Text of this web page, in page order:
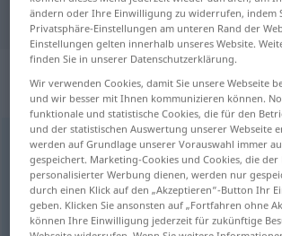
Übersetzung
„beherzigen“:
transitives Zeitwort
beherzigenv/t
Übersicht aller Übersetzungen
(Für mehr Details die Übersetzung anklicken/
ändern oder Ihre Einwilligung zu widerrufen, indem
Privatsphäre-Einstellungen am unteren Rand der
Einstellungen gelten innerhalb unseres Website.
finden Sie in unserer Datenschutzerklärung.
Wir verwenden Cookies, damit Sie unsere Webseite
und wir besser mit Ihnen kommunizieren können.
funktionale und statistische Cookies, die für den
und der statistischen Auswertung unserer Webseite
werden auf Grundlage unserer Vorauswahl immer
gespeichert. Marketing-Cookies und Cookies, die
personalisierter Werbung dienen, werden nur
durch einen Klick auf den „Akzeptieren“-Button Ihr
geben. Klicken Sie ansonsten auf „Fortfahren ohne
können Ihre Einwilligung jederzeit für zukünftige